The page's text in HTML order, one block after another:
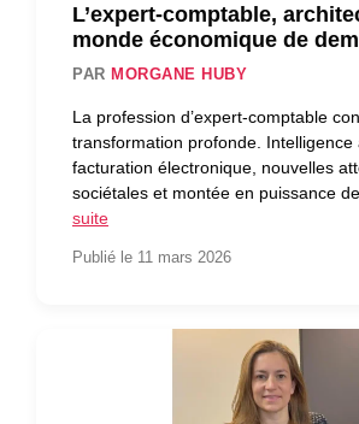
L’expert-comptable,
monde économique de
PARMORGANE HUBY
La profession d’expert-comptable
transformation profonde. Intelligence
facturation électronique, nouvelles
sociétales et montée en puissance
suite
Publié le 11 mars 2026